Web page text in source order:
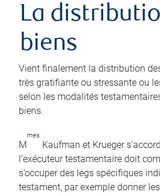
La
biens
Vient finalement la distribution
très gratifiante ou stressante ou
selon les modalités
biens.
M
mes
Kaufman et Krueger
l’exécuteur testamentaire doit
s’occuper des legs spécifiques
testament, par exemple donner